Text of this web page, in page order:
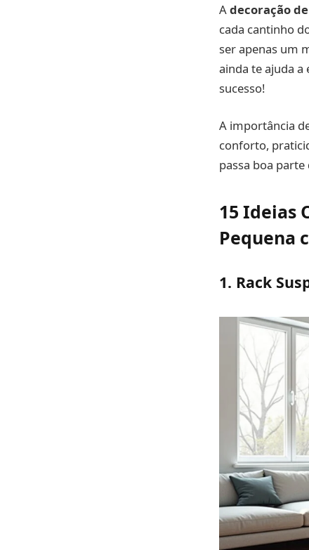
Adecoração
cada cantinho
ser apenas um
ainda te ajuda a
sucesso!
A importância
conforto,
passa boa
15 Ideias
Pequena
1. Rack